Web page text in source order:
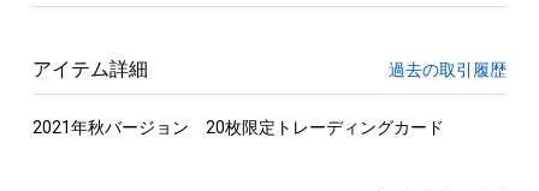
アイテム詳細 過去の取引履歴
2021年秋バージョン　20枚限定トレーディングカード